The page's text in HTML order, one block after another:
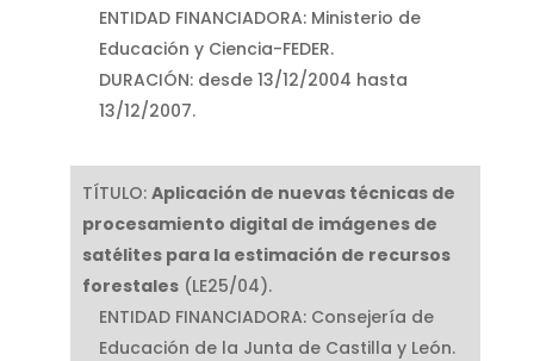
ENTIDAD FINANCIADORA: Ministerio de
Educación y Ciencia-FEDER.
DURACIÓN: desde 13/12/2004 hasta
13/12/2007.
TÍTULO: Aplicación de nuevas técnicas de
procesamiento digital de imágenes de
satélites para la estimación de recursos
forestales(LE25/04).
ENTIDAD FINANCIADORA: Consejería de
Educación de la Junta de Castilla y León.